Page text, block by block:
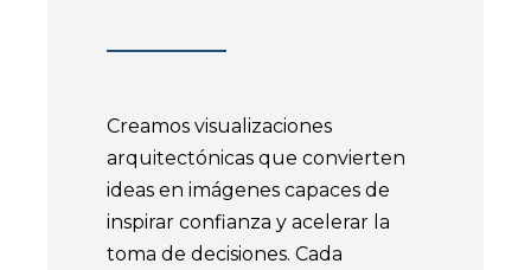
Creamos visualizaciones
arquitectónicas que convierten
ideas en imágenes capaces de
inspirar confianza y acelerar la
toma de decisiones. Cada